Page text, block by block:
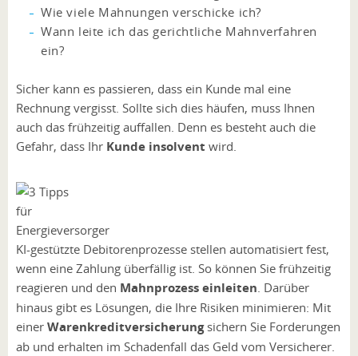
Wie viele Mahnungen verschicke ich?
Wann leite ich das gerichtliche Mahnverfahren
ein?
Sicher kann es passieren, dass ein Kunde mal eine
Rechnung vergisst. Sollte sich dies häufen, muss Ihnen
auch das frühzeitig auffallen. Denn es besteht auch die
Gefahr, dass Ihr Kunde insolvent wird.
KI-gestützte Debitorenprozesse stellen automatisiert fest,
wenn eine Zahlung überfällig ist. So können Sie frühzeitig
reagieren und den Mahnprozess einleiten. Darüber
hinaus gibt es Lösungen, die Ihre Risiken minimieren: Mit
einer Warenkreditversicherungsichern Sie Forderungen
ab und erhalten im Schadenfall das Geld vom Versicherer.